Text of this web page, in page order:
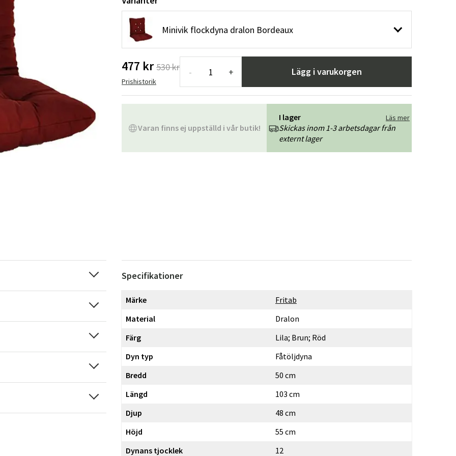
Underhållsprodukter Badrumsinredning
Minivik flockdyna dralon Bordeaux
477 kr530 kr
Prishistorik
- + Lägg i varukorgen
Varan finns ej uppställd i vår butik!
I lager Läs mer
Skickas inom 1-3 arbetsdagar från
externt lager
Specifikationer
Märke
Fritab
Material
Dralon
Färg
Lila; Brun; Röd
Dyn typ
Fåtöljdyna
Bredd
50 cm
Längd
103 cm
Djup
48 cm
Höjd
55 cm
Dynans tjocklek
12